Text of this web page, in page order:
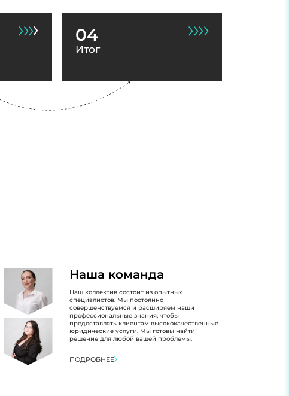
04
Итог
Наша команда
Наш коллектив состоит из опытных
специалистов. Мы постоянно
совершенствуемся и расширяем наши
профессиональные знания, чтобы
предоставлять клиентам высококачественные
юридические услуги. Мы готовы найти
решение для любой вашей проблемы.
ПОДРОБНЕЕ